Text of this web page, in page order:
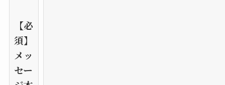
【必
須】
メッ
セー